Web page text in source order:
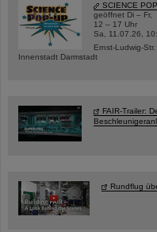
SCIENCE
geöffnet Di – Fr,
12 – 17 Uhr
Sa, 11.07.26,
Ernst-Ludwig-Str.
Innenstadt Darmstadt
FAIR-Trailer:
Rundflug